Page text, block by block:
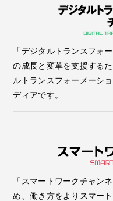
「デジタルトランスフォ
の成長と変革を支援する
ルトランスフォーメーシ
ディアです。
「スマートワークチャン
め、働き方をよりスマー